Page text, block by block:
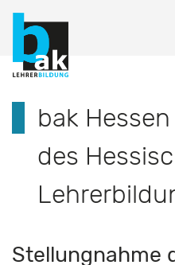
bak
des
Stellungnahme